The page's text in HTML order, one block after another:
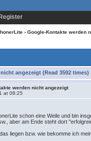
Register
› Google-Kontakte werden
angezeigt (Read 3592 times)
werden nicht angezeigt
at 08:25
schon eine Weile und bin
aber am Ende steht dort
liegen bzw. wie bekomme ich